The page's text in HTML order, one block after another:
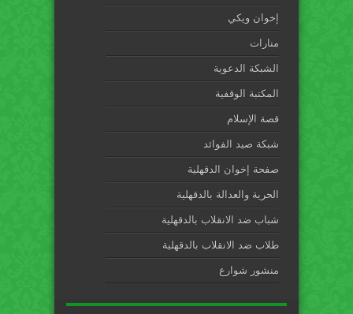
إخوان ويكي
منارات
الشبكة الدعوية
المكتبة الوقفية
قصة الإسلام
شبكة صيد الفوائد
صفحة إخوان الدقهلية
الحرية والعدالة بالدقهلية
شباب ضد الانقلاب بالدقهلية
طلاب ضد الانقلاب بالدقهلية
منشور شوارع